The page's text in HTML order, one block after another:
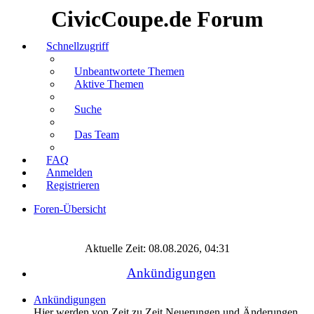
CivicCoupe.de Forum
Schnellzugriff
Unbeantwortete Themen
Aktive Themen
Suche
Das Team
FAQ
Anmelden
Registrieren
Foren-Übersicht
Aktuelle Zeit: 08.08.2026, 04:31
Ankündigungen
Ankündigungen